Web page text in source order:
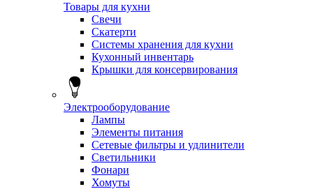
Товары для кухни
Свечи
Скатерти
Системы хранения для кухни
Кухонный инвентарь
Крышки для консервирования
Электрооборудование
Лампы
Элементы питания
Сетевые фильтры и удлинители
Светильники
Фонари
Хомуты